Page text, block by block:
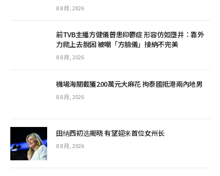
8 8 月, 2026
前TVB主播方健儀曾患抑鬱症 形容仿如墮井：靠外
力爬上去脫困 被嘲「方臉儀」接納不完美
8 8 月, 2026
機場海關截獲200萬元大麻花 拘泰國抵港兩內地男
8 8 月, 2026
田纳西初选揭晓 有望迎来首位女州长
8 8 月, 2026